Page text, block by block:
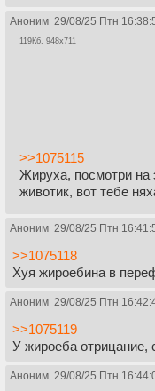
Аноним 29/08/25 Птн
119Кб, 948x711
>>1075115
Жируха, посмотри на
животик, вот тебе
Аноним 29/08/25 Птн
>>1075118
Хуя жироебина в
Аноним 29/08/25 Птн
>>1075119
У жироеба отрицание,
Аноним 29/08/25 Птн